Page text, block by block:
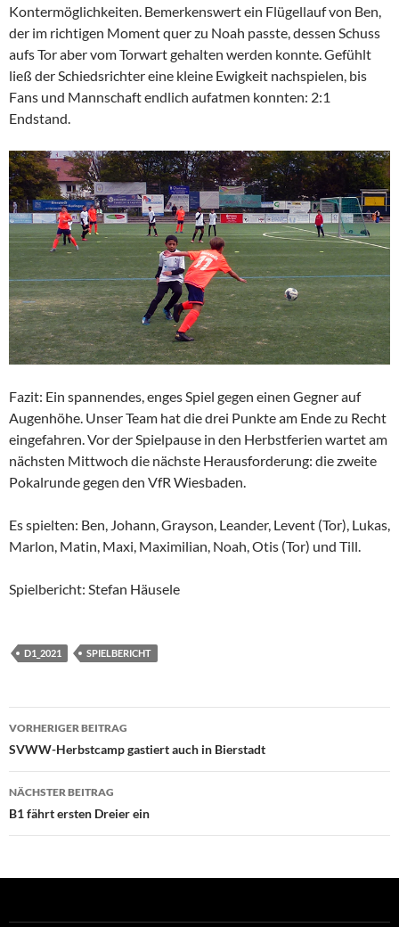
Kontermöglichkeiten. Bemerkenswert ein Flügellauf von Ben,
der im richtigen Moment quer zu Noah passte, dessen Schuss
aufs Tor aber vom Torwart gehalten werden konnte. Gefühlt
ließ der Schiedsrichter eine kleine Ewigkeit nachspielen, bis
Fans und Mannschaft endlich aufatmen konnten: 2:1
Endstand.
Fazit: Ein spannendes, enges Spiel gegen einen Gegner auf
Augenhöhe. Unser Team hat die drei Punkte am Ende zu Recht
eingefahren. Vor der Spielpause in den Herbstferien wartet am
nächsten Mittwoch die nächste Herausforderung: die zweite
Pokalrunde gegen den VfR Wiesbaden.
Es spielten: Ben, Johann, Grayson, Leander, Levent (Tor), Lukas,
Marlon, Matin, Maxi, Maximilian, Noah, Otis (Tor) und Till.
Spielbericht: Stefan Häusele
D1_2021 SPIELBERICHT
Beitragsnavigation
VORHERIGER BEITRAG
SVWW-Herbstcamp gastiert auch in Bierstadt
NÄCHSTER BEITRAG
B1 fährt ersten Dreier ein